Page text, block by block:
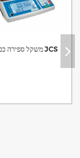
משקל ספירה כפול של JCS